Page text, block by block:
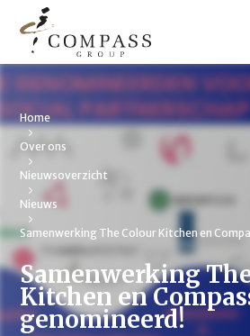
Home
Over ons
Nieuwsoverzicht
Nieuws
Samenwerking The Colour Kitchen en
Samenwerking
Kitchen en
genomineerd!